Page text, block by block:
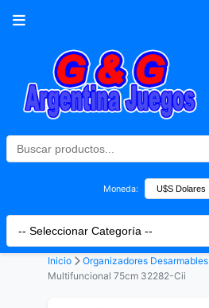
Moneda:
Inicio Organizadores Desarmables
Multifuncional 75cm 32282-Cii